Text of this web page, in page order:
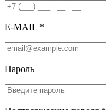
E-MAIL *
Пароль